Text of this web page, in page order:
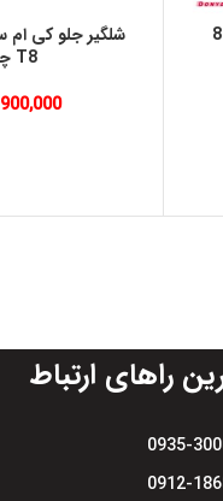
سپر جلو وسط کی ام سی تی 8
T8 چپ
900,000
راهای ارتباط
0935-
0912-